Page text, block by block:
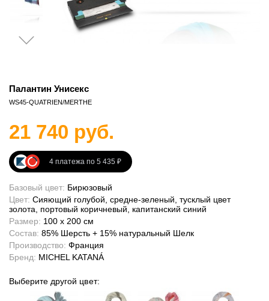
Палантин Унисекс
WS45-QUATRIEN/MERTHE
21 740 руб.
4 платежа по 5 435 ₽
Базовый цвет: Бирюзовый
Цвет: Сияющий голубой, средне-зеленый, тусклый цвет
золота, портовый коричневый, капитанский синий
Размер: 100 x 200 см
Состав: 85% Шерсть + 15% натуральный Шелк
Производство: Франция
Бренд: MICHEL KATANÁ
Выберите другой цвет: